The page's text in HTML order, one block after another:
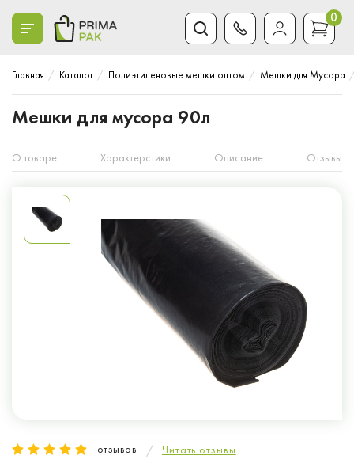
0
Главная Каталог Полиэтиленовые мешки оптом Мешки для Мусора
Мешки для мусора 90л
О товаре Характерстики Описание Отзывы
отзывов Читать отзывы